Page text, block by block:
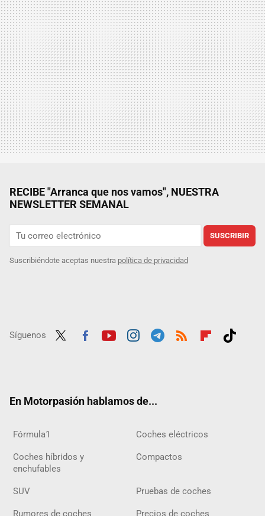
RECIBE "Arranca que nos vamos", NUESTRA
NEWSLETTER SEMANAL
SUSCRIBIR
Suscribiéndote aceptas nuestra política de privacidad
Síguenos
En Motorpasión hablamos de...
Fórmula1 Coches eléctricos
Coches híbridos y
enchufables
Compactos
SUV Pruebas de coches
Rumores de coches Precios de coches